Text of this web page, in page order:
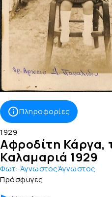
Πληροφορίες
1929
Αφροδίτη Κάργα,
Καλαμαριά 1929
Φωτ: ΆγνωστοςΆγνωστος
Πρόσφυγες